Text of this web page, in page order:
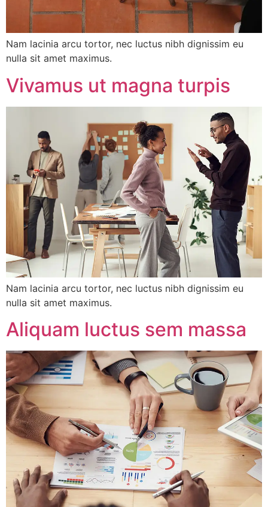
Nam lacinia arcu tortor, nec luctus nibh dignissim eu
nulla sit amet maximus.
Vivamus ut magna turpis
Nam lacinia arcu tortor, nec luctus nibh dignissim eu
nulla sit amet maximus.
Aliquam luctus sem massa